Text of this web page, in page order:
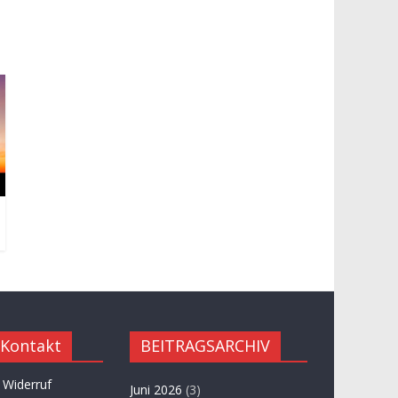
BEITRAGSARCHIV
Juni 2026 (3)